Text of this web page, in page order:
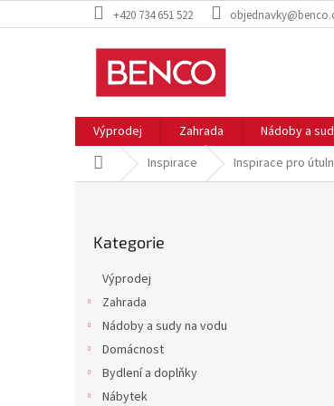
na
+420 734 651 522
Výprodej Zahrada Nádoby a
Domů Inspirace Inspirace pro
kategorie
Kategorie
Výprodej
Zahrada
Nádoby a sudy na vodu
Domácnost
Bydlení a doplňky
Nábytek